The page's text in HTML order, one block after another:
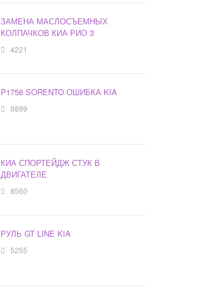
ЗАМЕНА МАСЛОСЪЕМНЫХ
КОЛПАЧКОВ КИА РИО 3
4221
P1756 SORENTO ОШИБКА KIA
9899
КИА СПОРТЕЙДЖ СТУК В
ДВИГАТЕЛЕ
8560
РУЛЬ GT LINE KIA
5255